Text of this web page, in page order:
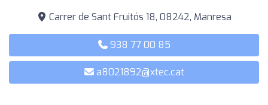
Carrer de Sant Fruitós 18, 08242, Manresa
938 77 00 85
a8021892@xtec.cat